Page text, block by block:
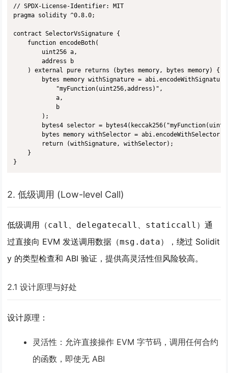
// SPDX-License-Identifier: MIT
pragma solidity ^0.8.0;
contract SelectorVsSignature {
    function encodeBoth(
        uint256 a,
        address b
    ) external pure returns (bytes memory, bytes memory) {
bytes memory withSignature =
            "myFunction(uint256,address)",
            a,
            b
        );
bytes4 selector =
bytes memory withSelector =
        return (withSignature, withSelector);
    }
}
2. 低级调用 (Low-level Call)
低级调用（call 、 delegatecall 、 staticcall ）通
过直接向 EVM 发送调用数据（msg.data），绕过 Solidit
y 的类型检查和 ABI 验证，提供高灵活性但风险较高。
2.1 设计原理与好处
设计原理 ：
灵活性 ：允许直接操作 EVM 字节码，调用任何合约
的函数，即使无 ABI